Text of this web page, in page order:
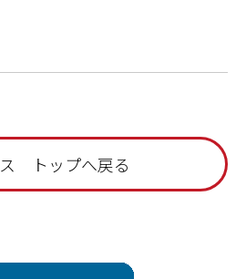
ス トップへ戻る